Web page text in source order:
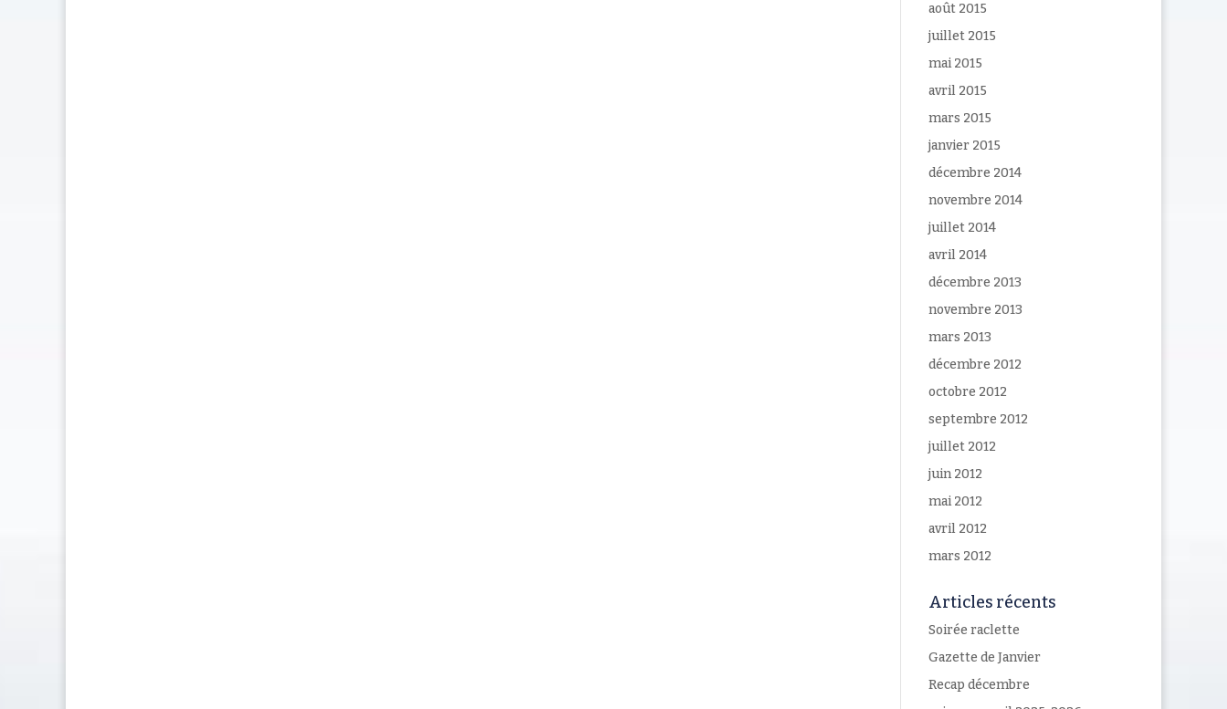
août 2015
juillet 2015
mai 2015
avril 2015
mars 2015
janvier 2015
décembre 2014
novembre 2014
juillet 2014
avril 2014
décembre 2013
novembre 2013
mars 2013
décembre 2012
octobre 2012
septembre 2012
juillet 2012
juin 2012
mai 2012
avril 2012
mars 2012
Articles récents
Soirée raclette
Gazette de Janvier
Recap décembre